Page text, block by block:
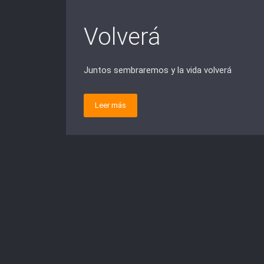
Volverá
Juntos sembraremos y la vida volverá
Leer más